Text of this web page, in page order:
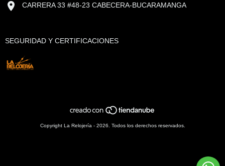
CARRERA 33 #48-23 CABECERA-BUCARAMANGA
SEGURIDAD Y CERTIFICACIONES
Copyright La Relojería - 2026. Todos los derechos reservados.